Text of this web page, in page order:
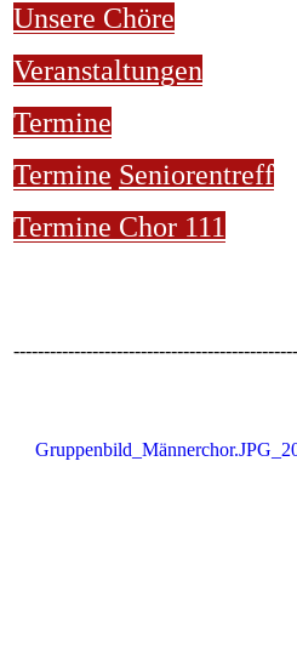
Unsere Chöre
Veranstaltungen
Termine
Termine Seniorentreff
Termine Chor 111